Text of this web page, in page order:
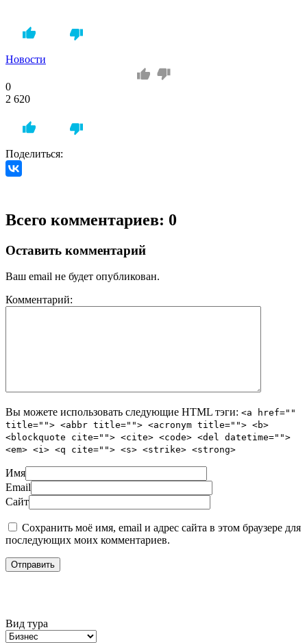
Новости
0
2 620
Поделиться:
Всего комментариев: 0
Оставить комментарий
Ваш email не будет опубликован.
Комментарий:
Вы можете использовать следующие HTML тэги: <a href=""
title=""> <abbr title=""> <acronym title=""> <b>
<blockquote cite=""> <cite> <code> <del datetime="">
<em> <i> <q cite=""> <s> <strike> <strong>
Имя
Email
Сайт
Сохранить моё имя, email и адрес сайта в этом браузере для
последующих моих комментариев.
Вид тура